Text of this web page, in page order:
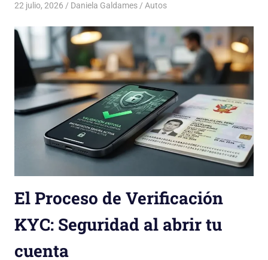
22 julio, 2026 Daniela Galdames Autos
El Proceso de Verificación
KYC: Seguridad al abrir tu
cuenta